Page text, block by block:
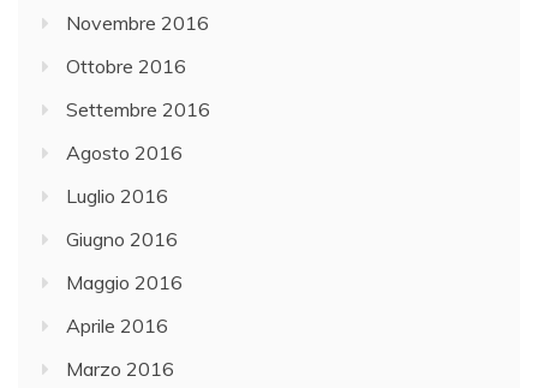
Novembre 2016
Ottobre 2016
Settembre 2016
Agosto 2016
Luglio 2016
Giugno 2016
Maggio 2016
Aprile 2016
Marzo 2016